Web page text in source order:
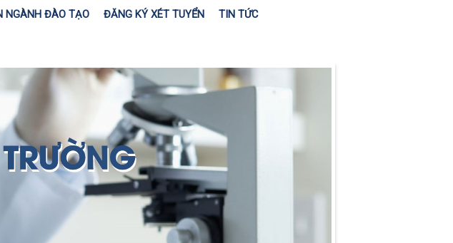
NGÀNH ĐÀO TẠO ĐĂNG KÝ XÉT TUYỂN TIN TỨC